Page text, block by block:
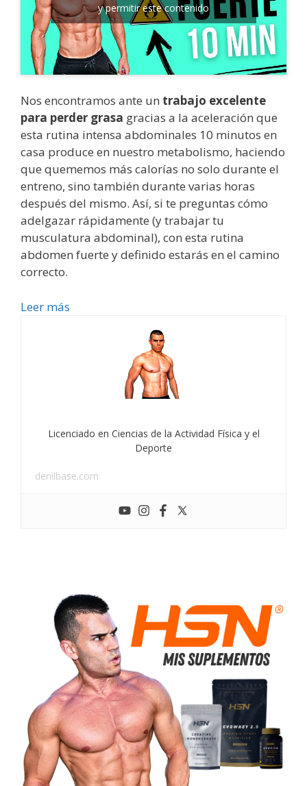
y permitir este contenido
Nos encontramos ante un trabajo excelente
para perder grasa gracias a la aceleración que
esta rutina intensa abdominales 10 minutos en
casa produce en nuestro metabolismo, haciendo
que quememos más calorías no solo durante el
entreno, sino también durante varias horas
después del mismo. Así, si te preguntas cómo
adelgazar rápidamente (y trabajar tu
musculatura abdominal), con esta rutina
abdomen fuerte y definido estarás en el camino
correcto.
Leer más
Licenciado en Ciencias de la Actividad Física y el
Deporte
denilbase.com